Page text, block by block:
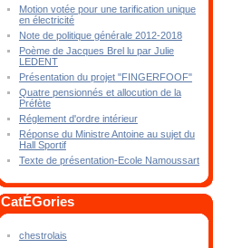
Motion votée pour une tarification unique
en électricité
Note de politique générale 2012-2018
Poème de Jacques Brel lu par Julie
LEDENT
Présentation du projet "FINGERFOOF"
Quatre pensionnés et allocution de la
Préfète
Réglement d'ordre intérieur
Réponse du Ministre Antoine au sujet du
Hall Sportif
Texte de présentation-Ecole Namoussart
CatÉGories
chestrolais